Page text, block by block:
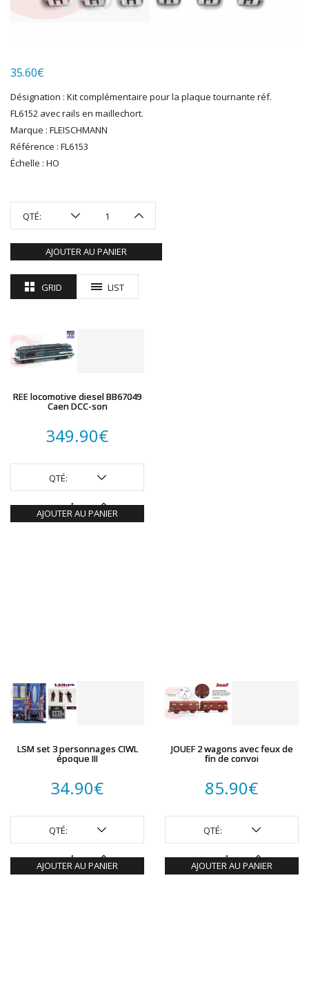
LGB
NOREV
NOVATEUR MODELES
PECO
PG mini
PIKO
PREISER
PRINCE AUGUST
REDUTEX
REE
RÉGIONS ET COMPAGNIES
ROUTE 87
SAI
TORTOISE
TRAINS OUEST
Trains-O-Matic
TRIX
VIESSMANN
WIKING
XURON
35.60€
Désignation : Kit complémentaire pour la plaque tournante réf.
FL6152 avec rails en maillechort.
Marque : FLEISCHMANN
Référence : FL6153
Échelle : HO
QTÉ:
AJOUTER AU PANIER
GRID LIST
REE locomotive diesel BB67049
Caen DCC-son
349.90€
QTÉ:
AJOUTER AU PANIER
LSM set 3 personnages CIWL
époque III
34.90€
QTÉ:
AJOUTER AU PANIER
JOUEF 2 wagons avec feux de
fin de convoi
85.90€
QTÉ:
AJOUTER AU PANIER